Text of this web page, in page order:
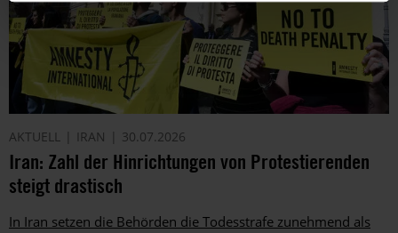
AKTUELL IRAN 30.07.2026
Iran: Zahl der Hinrichtungen von Protestierenden
steigt drastisch
In Iran setzen die Behörden die Todesstrafe zunehmend als